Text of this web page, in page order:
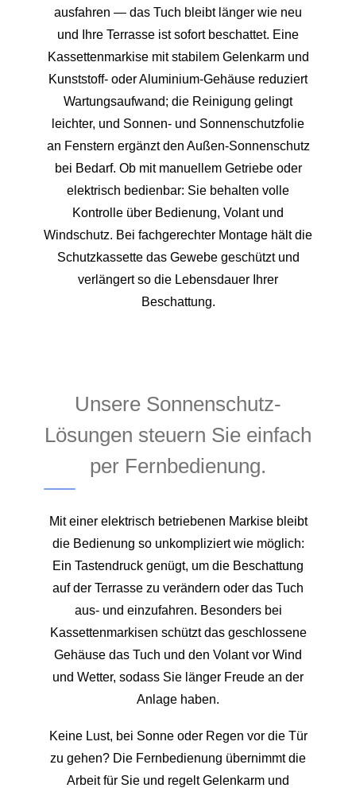
ausfahren — das Tuch bleibt länger wie neu
und Ihre Terrasse ist sofort beschattet. Eine
Kassettenmarkise mit stabilem Gelenkarm und
Kunststoff- oder Aluminium-Gehäuse reduziert
Wartungsaufwand; die Reinigung gelingt
leichter, und Sonnen- und Sonnenschutzfolie
an Fenstern ergänzt den Außen-Sonnenschutz
bei Bedarf. Ob mit manuellem Getriebe oder
elektrisch bedienbar: Sie behalten volle
Kontrolle über Bedienung, Volant und
Windschutz. Bei fachgerechter Montage hält die
Schutzkassette das Gewebe geschützt und
verlängert so die Lebensdauer Ihrer
Beschattung.
Unsere Sonnenschutz-
Lösungen steuern Sie einfach
per Fernbedienung.
Mit einer elektrisch betriebenen Markise bleibt
die Bedienung so unkompliziert wie möglich:
Ein Tastendruck genügt, um die Beschattung
auf der Terrasse zu verändern oder das Tuch
aus- und einzufahren. Besonders bei
Kassettenmarkisen schützt das geschlossene
Gehäuse das Tuch und den Volant vor Wind
und Wetter, sodass Sie länger Freude an der
Anlage haben.
Keine Lust, bei Sonne oder Regen vor die Tür
zu gehen? Die Fernbedienung übernimmt die
Arbeit für Sie und regelt Gelenkarm und